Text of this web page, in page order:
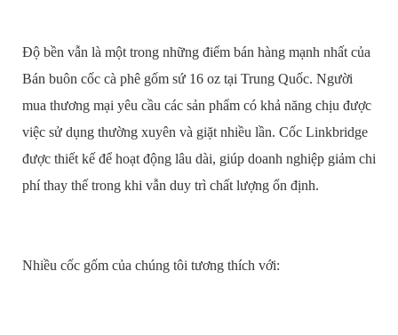
Độ bền vẫn là một trong những điểm bán hàng mạnh nhất của
Bán buôn cốc cà phê gốm sứ 16 oz tại Trung Quốc. Người
mua thương mại yêu cầu các sản phẩm có khả năng chịu được
việc sử dụng thường xuyên và giặt nhiều lần. Cốc Linkbridge
được thiết kế để hoạt động lâu dài, giúp doanh nghiệp giảm chi
phí thay thế trong khi vẫn duy trì chất lượng ổn định.
Nhiều cốc gốm của chúng tôi tương thích với: